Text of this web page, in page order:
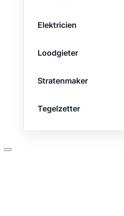
Elektricien
Loodgieter
Stratenmaker
Tegelzetter